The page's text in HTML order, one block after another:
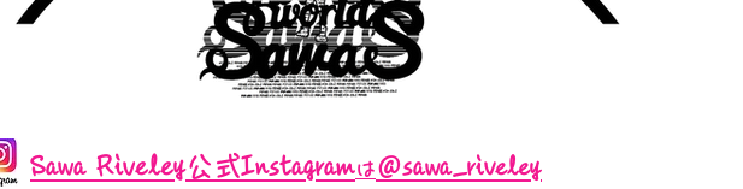
Sawa Riveley公式Instagramは＠sawa_riveley